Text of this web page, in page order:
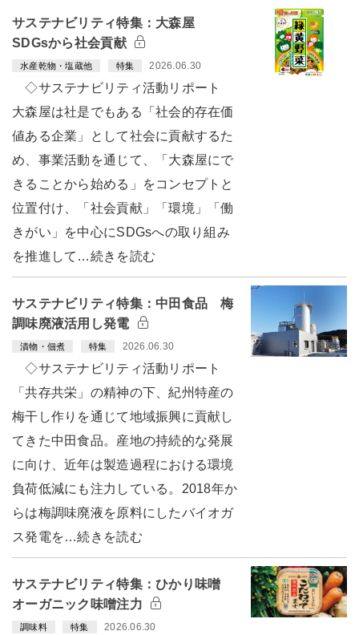
サステナビリティ特集：大森屋
SDGsから社会貢献
水産乾物・塩蔵他 特集 2026.06.30
◇サステナビリティ活動リポート
大森屋は社是でもある「社会的存在価
値ある企業」として社会に貢献するた
め、事業活動を通じて、「大森屋にで
きることから始める」をコンセプトと
位置付け、「社会貢献」「環境」「働
きがい」を中心にSDGsへの取り組み
を推進して…続きを読む
サステナビリティ特集：中田食品 梅
調味廃液活用し発電
漬物・佃煮 特集 2026.06.30
◇サステナビリティ活動リポート
「共存共栄」の精神の下、紀州特産の
梅干し作りを通じて地域振興に貢献し
てきた中田食品。産地の持続的な発展
に向け、近年は製造過程における環境
負荷低減にも注力している。2018年か
らは梅調味廃液を原料にしたバイオガ
ス発電を…続きを読む
サステナビリティ特集：ひかり味噌
オーガニック味噌注力
調味料 特集 2026.06.30